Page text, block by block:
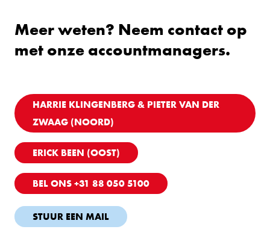
Meer weten? Neem contact op
met onze accountmanagers.
HARRIE KLINGENBERG & PIETER VAN DER
ZWAAG (NOORD)
ERICK BEEN (OOST)
BEL ONS +31 88 050 5100
STUUR EEN MAIL